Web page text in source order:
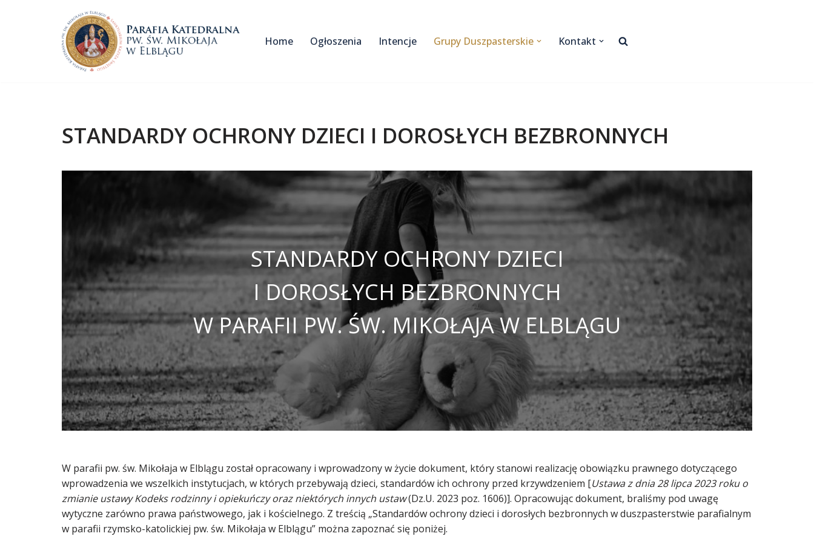
Home Ogłoszenia Intencje Grupy Duszpasterskie Kontakt
STANDARDY OCHRONY DZIECI I DOROSŁYCH BEZBRONNYCH
STANDARDY OCHRONY DZIECI
I DOROSŁYCH BEZBRONNYCH
W PARAFII PW. ŚW. MIKOŁAJA W ELBLĄGU
W parafii pw. św. Mikołaja w Elblągu został opracowany i wprowadzony w życie dokument, który stanowi realizację obowiązku prawnego dotyczącego
wprowadzenia we wszelkich instytucjach, w których przebywają dzieci, standardów ich ochrony przed krzywdzeniem [Ustawa z dnia 28 lipca 2023 roku o
zmianie ustawy Kodeks rodzinny i opiekuńczy oraz niektórych innych ustaw(Dz.U. 2023 poz. 1606)]. Opracowując dokument, braliśmy pod uwagę
wytyczne zarówno prawa państwowego, jak i kościelnego. Z treścią „Standardów ochrony dzieci i dorosłych bezbronnych w duszpasterstwie parafialnym
w parafii rzymsko-katolickiej pw. św. Mikołaja w Elblągu” można zapoznać się poniżej.